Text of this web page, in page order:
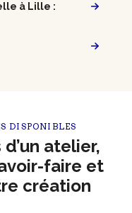
à Lille :
DISPONIBLES
atelier,
faire et
création